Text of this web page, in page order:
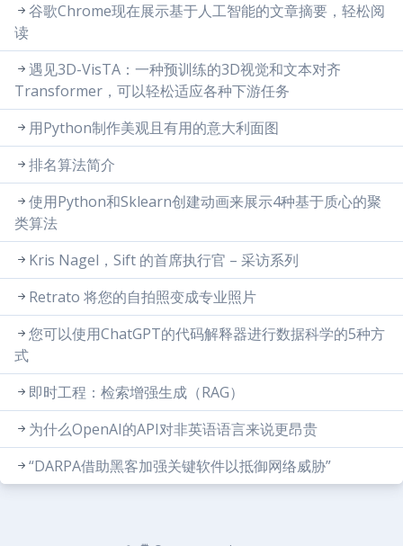
谷歌Chrome现在展示基于人工智能的文章摘要，轻松阅
读
遇见3D-VisTA：一种预训练的3D视觉和文本对齐
Transformer，可以轻松适应各种下游任务
用Python制作美观且有用的意大利面图
排名算法简介
使用Python和Sklearn创建动画来展示4种基于质心的聚
类算法
Kris Nagel，Sift 的首席执行官 – 采访系列
Retrato 将您的自拍照变成专业照片
您可以使用ChatGPT的代码解释器进行数据科学的5种方
式
即时工程：检索增强生成（RAG）
为什么OpenAI的API对非英语语言来说更昂贵
“DARPA借助黑客加强关键软件以抵御网络威胁”